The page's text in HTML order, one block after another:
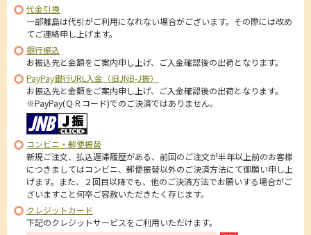
代金引換
一部離島は代引がご利用になれない場合がございます。その際には改め
てご連絡申し上げます。
銀行振込
お振込先と金額をご案内申し上げ、ご入金確認後の出荷となります。
PayPay銀行URL入金（旧JNB-J振）
お振込先と金額をご案内申し上げ、ご入金確認後の出荷となります。
※PayPay(ＱＲコード)でのご決済ではありません。
コンビニ・郵便振替
新規ご注文、払込遅滞履歴がある、前回のご注文が半年以上前のお客様
につきましてはコンビニ、郵便振替以外のご決済方法にて御願い申し上
げます。また、２回目以降でも、他のご決済方法でお願いする場合がご
ざいますこと何卒ご容赦いただきたく存じます。
クレジットカード
下記のクレジットサービスをご利用いただけます。